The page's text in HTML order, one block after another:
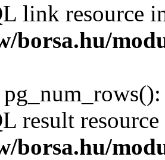
link resource
borsa.hu/
result
borsa.hu/